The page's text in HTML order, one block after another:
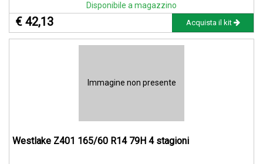
Disponibile a magazzino
€ 42,13 Acquista il kit
Immagine non presente
Westlake Z401 165/60 R14 79H 4 stagioni